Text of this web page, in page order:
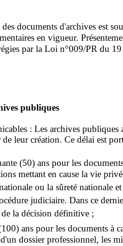
documents d'archives est
en vigueur.
par la Loi n°009/PR du
publiques
: Les archives publiques
de leur création. Ce délai est
(50) ans pour les
mettant en cause la vie
ou la sûreté nationale
judiciaire. Dans ce
la décision définitive ;
ans pour les documents à
dossier professionnel, les